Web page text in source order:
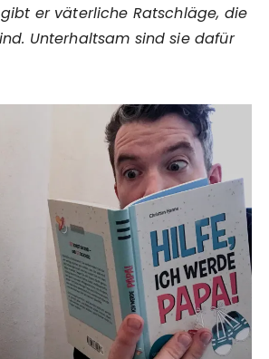
er väterliche Ratschläge, die
Unterhaltsam sind sie dafür